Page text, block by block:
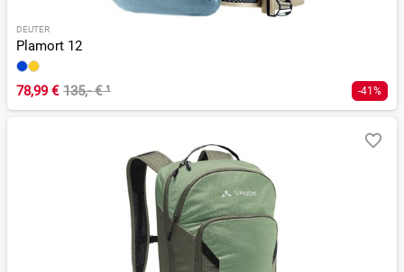
DEUTER
Plamort 12
78,99 € 135,- €¹ -41%